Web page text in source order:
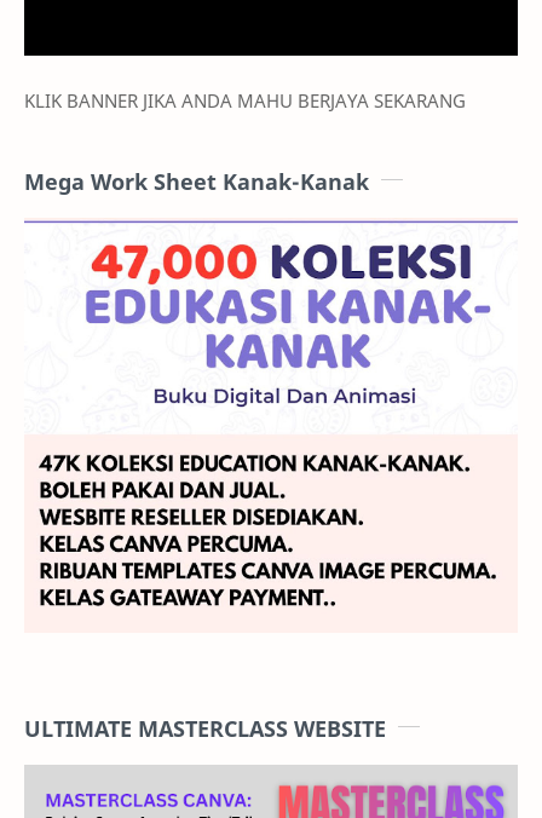
KLIK BANNER JIKA ANDA MAHU BERJAYA SEKARANG
Mega Work Sheet Kanak-Kanak
ULTIMATE MASTERCLASS WEBSITE